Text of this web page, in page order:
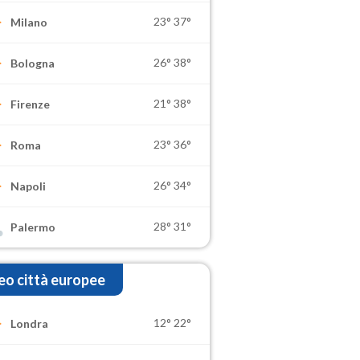
Milano 23° 37°
Bologna 26° 38°
Firenze 21° 38°
Roma 23° 36°
Napoli 26° 34°
Palermo 28° 31°
città europee
Londra 12° 22°